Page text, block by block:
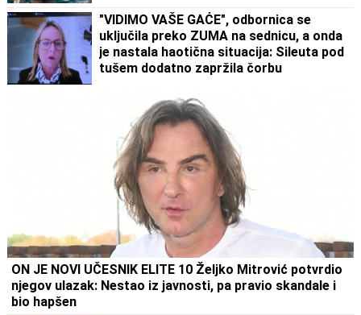
"VIDIMO VAŠE GAĆE", odbornica se
uključila preko ZUMA na sednicu, a onda
je nastala haotična situacija: Sileuta pod
tušem dodatno zapržila čorbu
ON JE NOVI UČESNIK ELITE 10 Željko Mitrović potvrdio
njegov ulazak: Nestao iz javnosti, pa pravio skandale i
bio hapšen